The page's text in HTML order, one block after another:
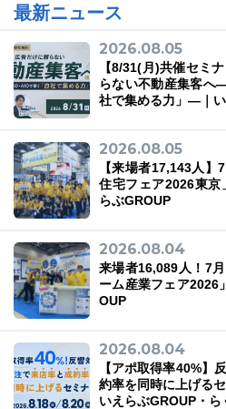
最新ニュース
2026.08.05
【8/31(月)共催セミ
らない不動産集客へ
社で集める力」―｜
2026.08.05
【来場者17,143人
住宅フェア2026東京
らぶGROUP
2026.08.04
来場者16,089人！7
ーム産業フェア2026
OUP
2026.08.04
【アポ取得率40%】
約率を同時に上げる
いえらぶGROUP・ら